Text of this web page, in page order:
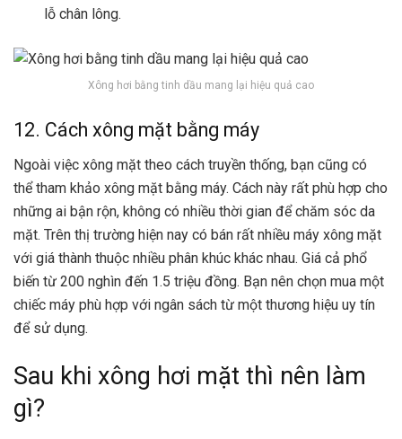
lỗ chân lông.
Xông hơi bằng tinh dầu mang lại hiệu quả cao
12. Cách xông mặt bằng máy
Ngoài việc xông mặt theo cách truyền thống, bạn cũng có
thể tham khảo xông mặt bằng máy. Cách này rất phù hợp cho
những ai bận rộn, không có nhiều thời gian để chăm sóc da
mặt. Trên thị trường hiện nay có bán rất nhiều máy xông mặt
với giá thành thuộc nhiều phân khúc khác nhau. Giá cả phổ
biến từ 200 nghìn đến 1.5 triệu đồng. Bạn nên chọn mua một
chiếc máy phù hợp với ngân sách từ một thương hiệu uy tín
để sử dụng.
Sau khi xông hơi mặt thì nên làm
gì?